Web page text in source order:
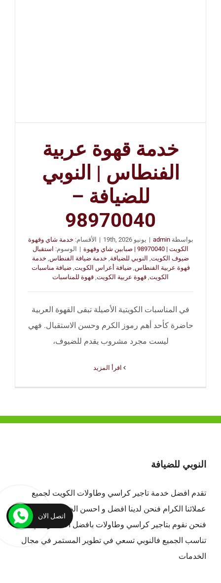
خدمة قهوة عربية
الفنطاس | النوبي
للضيافة –
98970040
بواسطةadmin
| يونيو 19th, 2026 | الأقسام: خدمة شاي وقهوة
الكويت | 98970040 | صبابين شاي وقهوة
| الوسوم: استقبال
ضيوف الكويت, النوبي للضيافة, خدمة ضيافة الفنطاس, خدمة
قهوة عربية الفنطاس, ضيافة أعراس الكويت, ضيافة مناسبات
الكويت, قهوة عربية الكويت, قهوة للمناسبات
في المناسبات الكويتية الأصيلة تبقى القهوة العربية
حاضرة كأحد أهم رموز الكرم وحسن الاستقبال. فهي
ليست مجرد مشروب يقدم للضيوف،
النوبي للضيافة
تقدم افضل خدمة تاجير كراسي وطاولات الكويت لجميع
عملائنا الكرام فنحن لدينا افضل و احسن الخدمات بالكويت ،
فنحن نقوم بتاجير كراسي وطاولات بافضل الاسعار التي
تناسب الجميع فالنوبي تسعي في تطوير المستمر في مجال
الخدمات
اتصل الان